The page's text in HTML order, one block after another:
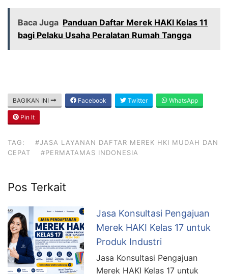
Baca Juga Panduan Daftar Merek HAKI Kelas 11
bagi Pelaku Usaha Peralatan Rumah Tangga
BAGIKAN INI Facebook Twitter WhatsApp
Pin It
TAG:
#JASA LAYANAN DAFTAR MEREK HKI MUDAH DAN
CEPAT
#PERMATAMAS INDONESIA
Pos Terkait
Jasa Konsultasi Pengajuan
Merek HAKI Kelas 17 untuk
Produk Industri
Jasa Konsultasi Pengajuan
Merek HAKI Kelas 17 untuk